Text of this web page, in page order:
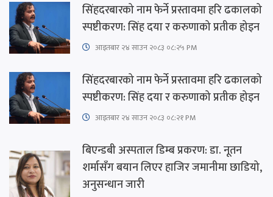
सिंहदरबारको नाम फेर्ने प्रस्तावमा हरि ढकालको
स्पष्टीकरण: सिंह दया र करुणाको प्रतीक होइन
आइतबार​ २४ साउन २०८३ ०८:२५ PM
सिंहदरबारको नाम फेर्ने प्रस्तावमा हरि ढकालको
स्पष्टीकरण: सिंह दया र करुणाको प्रतीक होइन
आइतबार​ २४ साउन २०८३ ०८:२१ PM
बिएन्डबी अस्पताल डिम्ब प्रकरण: डा. नूतन
शर्मासँग बयान लिएर हाजिर जमानीमा छाडियो,
अनुसन्धान जारी